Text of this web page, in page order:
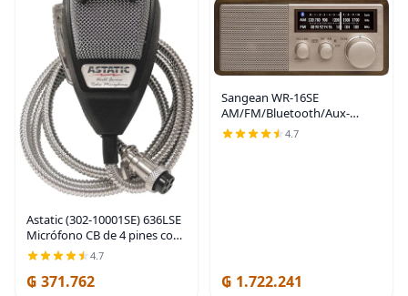
Astatic (302-10001SE) 636LSE
Micrófono CB de 4 pines con
cancelación de ruido, XLR,
plateado
4.7
₲ 371.762
Sangean WR-16SE
AM/FM/Bluetooth/Aux-
in/USB Radio de Gabinete
Edición Especial Aniversario
4.7
₲ 1.722.241